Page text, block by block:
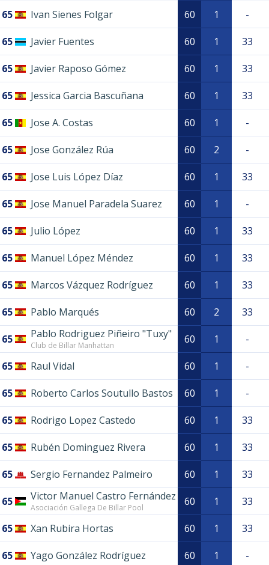
65 Ivan Sienes Folgar 60 1 -
65 Javier Fuentes 60 1 33
65 Javier Raposo Gómez 60 1 33
65 Jessica Garcia Bascuñana 60 1 33
65 Jose A. Costas 60 1 -
65 Jose González Rúa 60 2 -
65 Jose Luis López Díaz 60 1 33
65 Jose Manuel Paradela Suarez 60 1 -
65 Julio López 60 1 33
65 Manuel López Méndez 60 1 33
65 Marcos Vázquez Rodríguez 60 1 33
65 Pablo Marqués 60 2 33
65 Pablo Rodriguez Piñeiro "Tuxy"
Club de Billar Manhattan 60 1 -
65 Raul Vidal 60 1 -
65 Roberto Carlos Soutullo Bastos 60 1 -
65 Rodrigo Lopez Castedo 60 1 33
65 Rubén Dominguez Rivera 60 1 33
65 Sergio Fernandez Palmeiro 60 1 33
65 Victor Manuel Castro Fernández
Asociación Gallega De Billar Pool 60 1 33
65 Xan Rubira Hortas 60 1 33
65 Yago González Rodríguez 60 1 -